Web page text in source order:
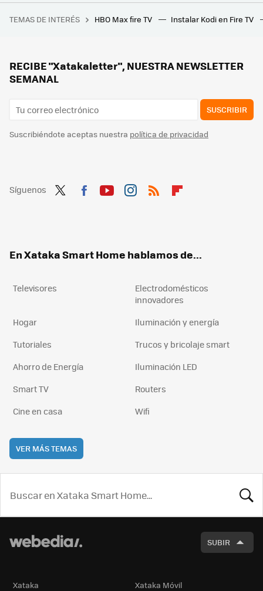
Harto de que ignorasen la señal de su parking, instaló pinchos metálicos: ya ha reventado más de 10 ruedas
Es sencillamente la película de superhéroes más grande de la historia y ahora vuelve a los cines con una versión más larga y ambiciosa
TEMAS DE INTERÉS HBO Max fire TV Instalar Kodi en Fire TV
RECIBE "Xatakaletter", NUESTRA NEWSLETTER
SEMANAL
SUSCRIBIR
Suscribiéndote aceptas nuestra política de privacidad
Síguenos
En Xataka Smart Home hablamos de...
Televisores
Electrodomésticos
innovadores
Hogar
Iluminación y energía
Tutoriales
Trucos y bricolaje smart
Ahorro de Energía
Iluminación LED
Smart TV
Routers
Cine en casa
Wifi
VER MÁS TEMAS
SUBIR
Xataka Xataka Móvil